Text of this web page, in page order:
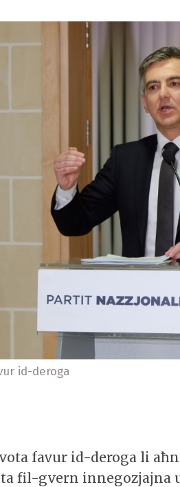
id-deroga
favur id-deroga li
fil-gvern innegozjajna